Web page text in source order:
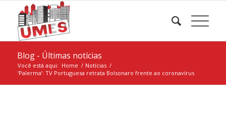
Blog - Últimas notícias
Você está aqui: Home / Notícias /
‘Palerma’: TV Portuguesa retrata Bolsonaro frente ao coronavírus